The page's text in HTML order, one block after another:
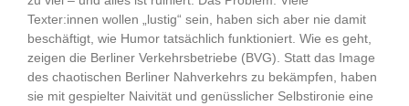
Texter:innen wollen „lustig“ sein, haben sich aber nie damit
beschäftigt, wie Humor tatsächlich funktioniert. Wie es geht,
zeigen die Berliner Verkehrsbetriebe (BVG). Statt das Image
des chaotischen Berliner Nahverkehrs zu bekämpfen, haben
sie mit gespielter Naivität und genüsslicher Selbstironie eine